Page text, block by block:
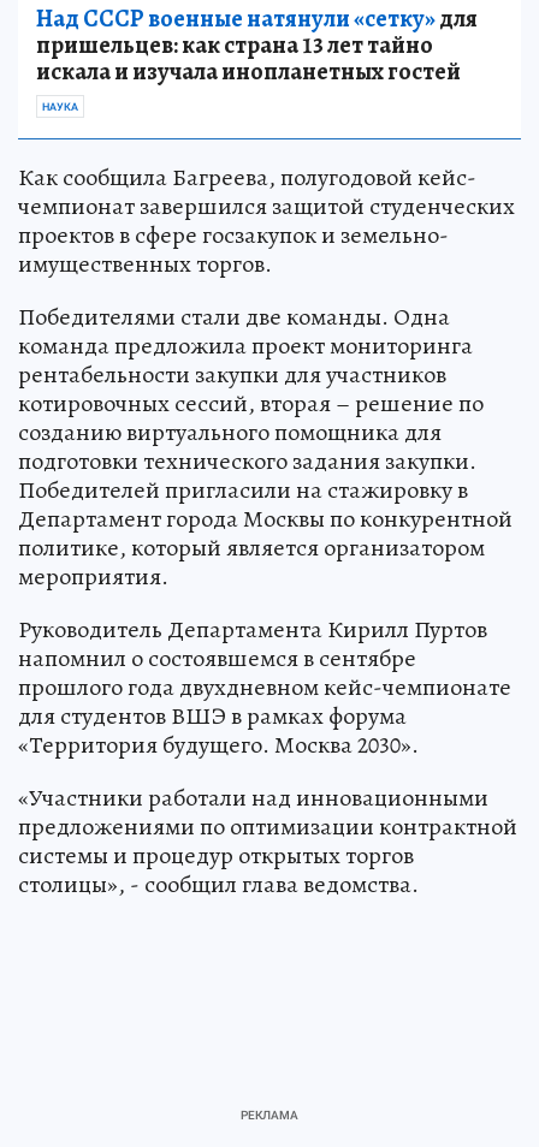
Над СССР военные натянули «сетку»для
пришельцев: как страна 13 лет тайно
искала и изучала инопланетных гостей
НАУКА
Как сообщила Багреева, полугодовой кейс-
чемпионат завершился защитой студенческих
проектов в сфере госзакупок и земельно-
имущественных торгов.
Победителями стали две команды. Одна
команда предложила проект мониторинга
рентабельности закупки для участников
котировочных сессий, вторая – решение по
созданию виртуального помощника для
подготовки технического задания закупки.
Победителей пригласили на стажировку в
Департамент города Москвы по конкурентной
политике, который является организатором
мероприятия.
Руководитель Департамента Кирилл Пуртов
напомнил о состоявшемся в сентябре
прошлого года двухдневном кейс-чемпионате
для студентов ВШЭ в рамках форума
«Территория будущего. Москва 2030».
«Участники работали над инновационными
предложениями по оптимизации контрактной
системы и процедур открытых торгов
столицы», - сообщил глава ведомства.